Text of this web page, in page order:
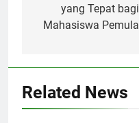
yang Tepat bagi
Mahasiswa Pemula
Related News